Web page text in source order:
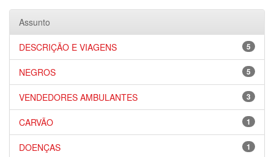
Assunto
5
DESCRIÇÃO E VIAGENS
5
NEGROS
3
VENDEDORES AMBULANTES
1
CARVÃO
1
DOENÇAS